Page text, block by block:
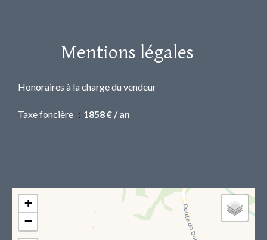
Mentions légales
Honoraires à la charge du vendeur
Taxe foncière 1858 € / an
+
−